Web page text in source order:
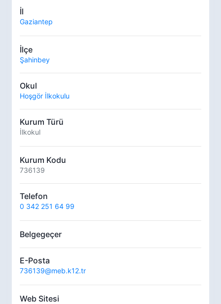
İl
Gaziantep
İlçe
Şahinbey
Okul
Hoşgör İlkokulu
Kurum Türü
İlkokul
Kurum Kodu
736139
Telefon
0 342 251 64 99
Belgegeçer
E-Posta
736139@meb.k12.tr
Web Sitesi